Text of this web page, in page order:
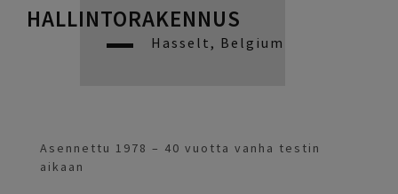
HALLINTORAKENNUS
Hasselt, Belgium
Asennettu 1978 – 40 vuotta vanha testin
aikaan